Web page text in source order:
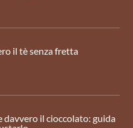
il tè senza fretta
davvero il cioccolato: guida